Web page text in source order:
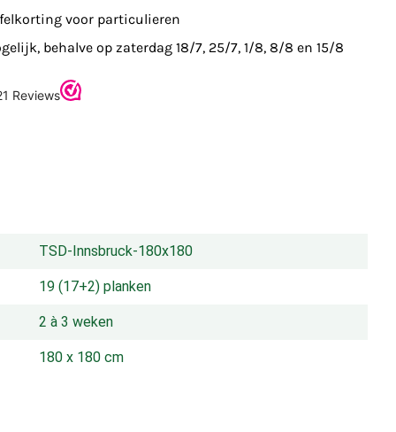
voor particulieren
behalve op zaterdag 18/7, 25/7, 1/8, 8/8 en 15/8
TSD-Innsbruck-180x180
19 (17+2) planken
2 à 3 weken
180 x 180 cm